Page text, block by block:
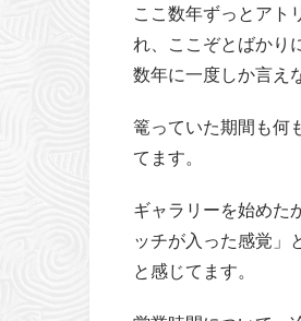
ここ数年ずっとアト
れ、ここぞとばかり
数年に一度しか言え
篭っていた期間も何
てます。
ギャラリーを始めた
ッチが入った感覚」
と感じてます。